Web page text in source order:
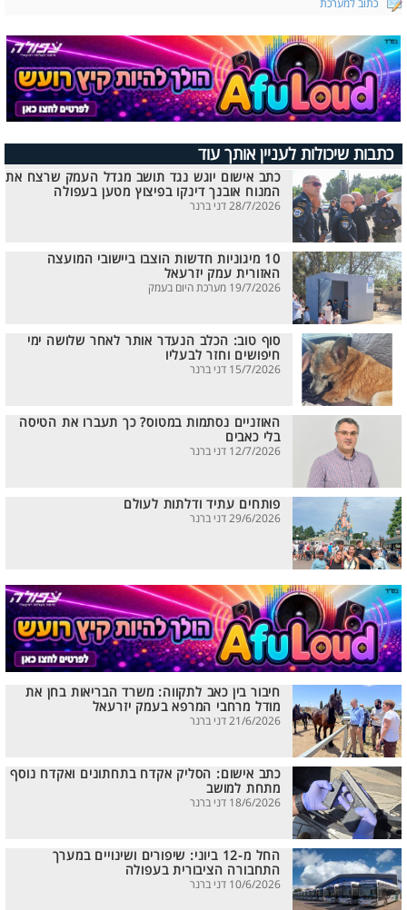
כתוב למערכת
כתבות שיכולות לעניין אותך עוד
כתב אישום יוגש נגד תושב מגדל העמק שרצח את
המנוח אובנך דינקו בפיצוץ מטען בעפולה
28/7/2026 דני ברנר
10 מיגוניות חדשות הוצבו ביישובי המועצה
האזורית עמק יזרעאל
19/7/2026 מערכת היום בעמק
סוף טוב: הכלב הנעדר אותר לאחר שלושה ימי
חיפושים וחזר לבעליו
15/7/2026 דני ברנר
האוזניים נסתמות במטוס? כך תעברו את הטיסה
בלי כאבים
12/7/2026 דני ברנר
פותחים עתיד ודלתות לעולם
29/6/2026 דני ברנר
חיבור בין כאב לתקווה: משרד הבריאות בחן את
מודל מרחבי המרפא בעמק יזרעאל
21/6/2026 דני ברנר
כתב אישום: הסליק אקדח בתחתונים ואקדח נוסף
מתחת למושב
18/6/2026 דני ברנר
החל מ-12 ביוני: שיפורים ושינויים במערך
התחבורה הציבורית בעפולה
10/6/2026 דני ברנר